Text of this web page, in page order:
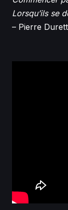
Lorsqu’ils se
– Pierre